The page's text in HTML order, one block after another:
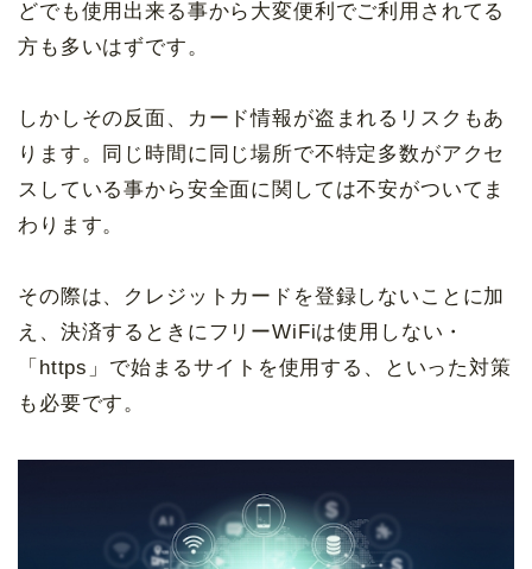
どでも使用出来る事から大変便利でご利用されてる
方も多いはずです。
しかしその反面、カード情報が盗まれるリスクもあ
ります。同じ時間に同じ場所で不特定多数がアクセ
スしている事から安全面に関しては不安がついてま
わります。
その際は、クレジットカードを登録しないことに加
え、決済するときにフリーWiFiは使用しない・
「https」で始まるサイトを使用する、といった対策
も必要です。